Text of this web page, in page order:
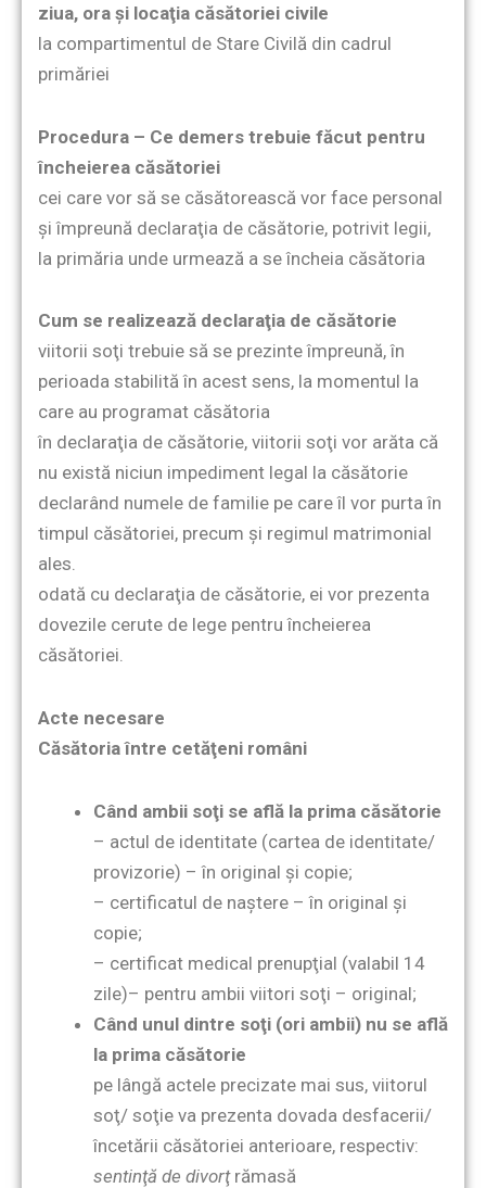
ziua, ora şi locaţia căsătoriei civile
la compartimentul de Stare Civilă din cadrul
primăriei
Procedura – Ce demers trebuie făcut pentru
încheierea căsătoriei
cei care vor să se căsătorească vor face personal
şi împreună declaraţia de căsătorie, potrivit legii,
la primăria unde urmează a se încheia căsătoria
Cum se realizează declaraţia de căsătorie
viitorii soţi trebuie să se prezinte împreună, în
perioada stabilită în acest sens, la momentul la
care au programat căsătoria
în declaraţia de căsătorie, viitorii soţi vor arăta că
nu există niciun impediment legal la căsătorie
declarând numele de familie pe care îl vor purta în
timpul căsătoriei, precum şi regimul matrimonial
ales.
odată cu declaraţia de căsătorie, ei vor prezenta
dovezile cerute de lege pentru încheierea
căsătoriei.
Acte necesare
Căsătoria între cetăţeni români
Când ambii soţi se află la prima căsătorie
– actul de identitate (cartea de identitate/
provizorie) – în original şi copie;
– certificatul de naştere – în original şi
copie;
– certificat medical prenupţial (valabil 14
zile)– pentru ambii viitori soţi – original;
Când unul dintre soţi (ori ambii) nu se află
la prima căsătorie
pe lângă actele precizate mai sus, viitorul
soţ/ soţie va prezenta dovada desfacerii/
încetării căsătoriei anterioare, respectiv:
sentinţă de divorţrămasă